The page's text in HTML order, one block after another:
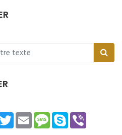
TwitterEmailMessage
Skype